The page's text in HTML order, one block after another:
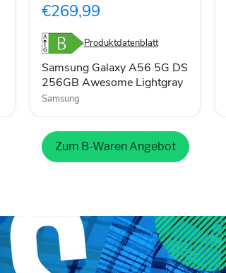
DS
Awesome
Lightgray
€269,99
Produktdatenblatt
Samsung Galaxy A56 5G DS
256GB Awesome Lightgray
Samsung
Zum B-Waren Angebot